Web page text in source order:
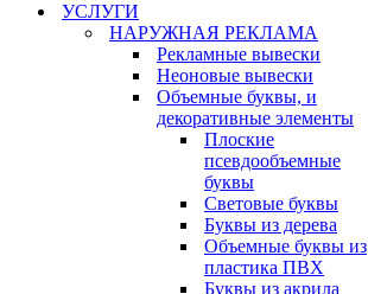
УСЛУГИ
НАРУЖНАЯ РЕКЛАМА
Рекламные вывески
Неоновые вывески
Объемные буквы, и
декоративные элементы
Плоские
псевдообъемные
буквы
Световые буквы
Буквы из дерева
Объемные буквы из
пластика ПВХ
Буквы из акрила